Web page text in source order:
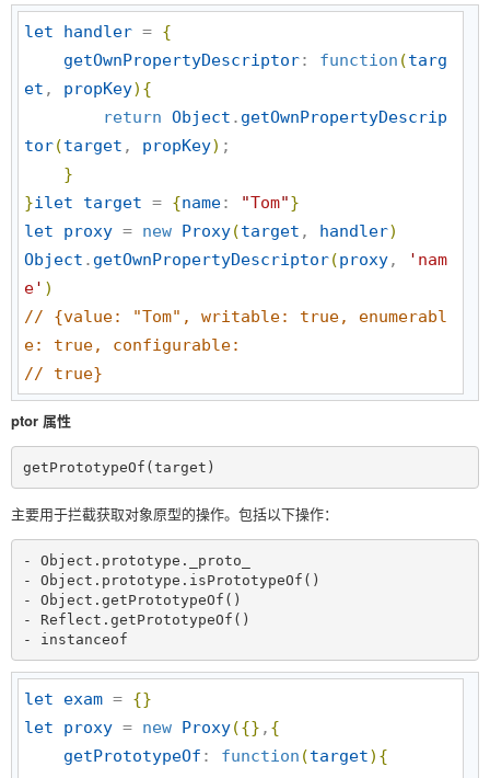
let handler = {
getOwnPropertyDescriptor: function (targ
et , propKey) {
return Object . getOwnPropertyDescrip
tor(target , propKey) ;
}
}ilet target = {name: "Tom"}
let
proxy = new Proxy(target , handler)
Object . getOwnPropertyDescriptor(proxy, ' nam
e' )
// {value: "Tom", writable: true, enumerabl
e: true, configurable:
// true}
ptor 属性
getPrototypeOf(target)
主要用于拦截获取对象原型的操作。包括以下操作：
- Object.prototype._proto_
- Object.prototype.isPrototypeOf()
- Object.getPrototypeOf()
- Reflect.getPrototypeOf()
- instanceof
let exam = {}
let
proxy = new Proxy({} , {
getPrototypeOf : function (target) {